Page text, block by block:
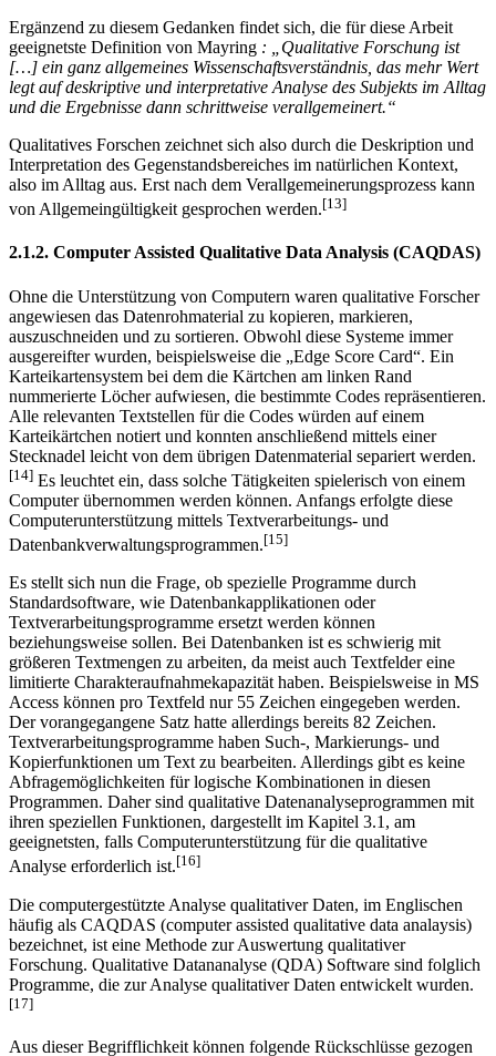
Ergänzend zu diesem Gedanken findet sich, die für diese Arbeit
geeignetste Definition von Mayring: „Qualitative Forschung ist
[…] ein ganz allgemeines Wissenschaftsverständnis, das mehr Wert
legt auf deskriptive und interpretative Analyse des Subjekts im Alltag
Qualitatives Forschen zeichnet sich also durch die Deskription und
Interpretation des Gegenstandsbereiches im natürlichen Kontext,
also im Alltag aus. Erst nach dem Verallgemeinerungsprozess kann
Ohne die Unterstützung von Computern waren qualitative Forscher
angewiesen das Datenrohmaterial zu kopieren, markieren,
auszuschneiden und zu sortieren. Obwohl diese Systeme immer
ausgereifter wurden, beispielsweise die „Edge Score Card“. Ein
Karteikartensystem bei dem die Kärtchen am linken Rand
nummerierte Löcher aufwiesen, die bestimmte Codes repräsentieren.
Alle relevanten Textstellen für die Codes würden auf einem
Karteikärtchen notiert und konnten anschließend mittels einer
Stecknadel leicht von dem übrigen Datenmaterial separiert werden.
[14]Es leuchtet ein, dass solche Tätigkeiten spielerisch von einem
Computer übernommen werden können. Anfangs erfolgte diese
Computerunterstützung mittels Textverarbeitungs- und
Es stellt sich nun die Frage, ob spezielle Programme durch
Standardsoftware, wie Datenbankapplikationen oder
Textverarbeitungsprogramme ersetzt werden können
beziehungsweise sollen. Bei Datenbanken ist es schwierig mit
größeren Textmengen zu arbeiten, da meist auch Textfelder eine
limitierte Charakteraufnahmekapazität haben. Beispielsweise in MS
Access können pro Textfeld nur 55 Zeichen eingegeben werden.
Der vorangegangene Satz hatte allerdings bereits 82 Zeichen.
Textverarbeitungsprogramme haben Such-, Markierungs- und
Kopierfunktionen um Text zu bearbeiten. Allerdings gibt es keine
Abfragemöglichkeiten für logische Kombinationen in diesen
Programmen. Daher sind qualitative Datenanalyseprogrammen mit
ihren speziellen Funktionen, dargestellt im Kapitel 3.1, am
geeignetsten, falls Computerunterstützung für die qualitative
Die computergestützte Analyse qualitativer Daten, im Englischen
häufig als CAQDAS (computer assisted qualitative data analaysis)
bezeichnet, ist eine Methode zur Auswertung qualitativer
Forschung. Qualitative Datananalyse (QDA) Software sind folglich
Programme, die zur Analyse qualitativer Daten entwickelt wurden.